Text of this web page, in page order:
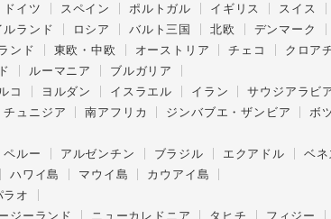
ドイツ スペイン ポルトガル イギリス スイス
ルランド ロシア バルト三国 北欧 デンマーク
ンド 東欧・中欧 オーストリア チェコ クロア
ルーマニア
ブルガリア
コ ヨルダン イスラエル イラン サウジアラビ
チュニジア 南アフリカ ジンバブエ・ザンビア ボ
ペルー アルゼンチン ブラジル エクアドル
ベネ
ハワイ島 マウイ島
カウアイ島
ラオ
ジーランド ニューカレドニア タヒチ フィジー